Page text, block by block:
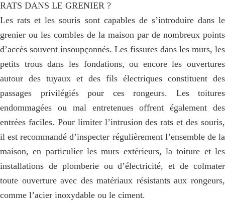
RATS DANS LE GRENIER ?
Les rats et les souris sont capables de s’introduire dans le
grenier ou les combles de la maison par de nombreux points
d’accès souvent insoupçonnés. Les fissures dans les murs, les
petits trous dans les fondations, ou encore les ouvertures
autour des tuyaux et des fils électriques constituent des
passages privilégiés pour ces rongeurs. Les toitures
endommagées ou mal entretenues offrent également des
entrées faciles. Pour limiter l’intrusion des rats et des souris,
il est recommandé d’inspecter régulièrement l’ensemble de la
maison, en particulier les murs extérieurs, la toiture et les
installations de plomberie ou d’électricité, et de colmater
toute ouverture avec des matériaux résistants aux rongeurs,
comme l’acier inoxydable ou le ciment.